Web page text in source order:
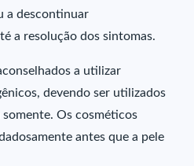
a descontinuar
a resolução dos sintomas.
a utilizar
devendo ser utilizados
Os cosméticos
antes que a pele